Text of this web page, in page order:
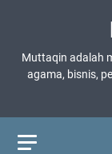
Muttaqin adalah
agama, bisnis,